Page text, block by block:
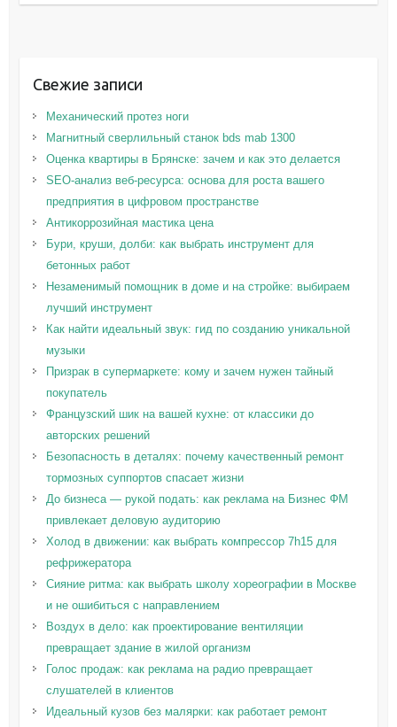
Свежие записи
Механический протез ноги
Магнитный сверлильный станок bds mab 1300
Оценка квартиры в Брянске: зачем и как это делается
SEO-анализ веб-ресурса: основа для роста вашего
предприятия в цифровом пространстве
Антикоррозийная мастика цена
Бури, круши, долби: как выбрать инструмент для
бетонных работ
Незаменимый помощник в доме и на стройке: выбираем
лучший инструмент
Как найти идеальный звук: гид по созданию уникальной
музыки
Призрак в супермаркете: кому и зачем нужен тайный
покупатель
Французский шик на вашей кухне: от классики до
авторских решений
Безопасность в деталях: почему качественный ремонт
тормозных суппортов спасает жизни
До бизнеса — рукой подать: как реклама на Бизнес ФМ
привлекает деловую аудиторию
Холод в движении: как выбрать компрессор 7h15 для
рефрижератора
Сияние ритма: как выбрать школу хореографии в Москве
и не ошибиться с направлением
Воздух в дело: как проектирование вентиляции
превращает здание в жилой организм
Голос продаж: как реклама на радио превращает
слушателей в клиентов
Идеальный кузов без малярки: как работает ремонт